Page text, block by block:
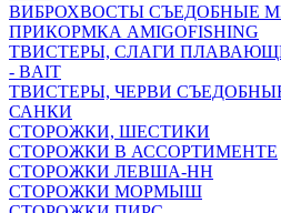
ВИБРОХВОСТЫ СЪЕДОБНЫЕ
ПРИКОРМКА AMIGOFISHING
ТВИСТЕРЫ, СЛАГИ
- BAIT
ТВИСТЕРЫ, ЧЕРВИ СЪЕДОБНЫЕ
САНКИ
СТОРОЖКИ, ШЕСТИКИ
СТОРОЖКИ В АССОРТИМЕНТЕ
СТОРОЖКИ ЛЕВША-НН
СТОРОЖКИ МОРМЫШ